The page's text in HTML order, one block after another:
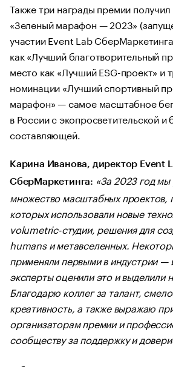
Также три награды премии
«Зеленый марафон — 2023»
участии Event Lab
как «Лучший благотворительный
место как «Лучший ESG-проект» и
номинации «Лучший спортивный
марафон» — самое масштабное
в России с экопросветительской и
составляющей.
Карина Иванова, директор Event
СберМаркетинга: «За 2023 год
множество масштабных проектов,
которых использовали новые
volumetric-студии, решения для
humans и метавселенных.
применяли первыми в индустрии —
эксперты оценили это и выделили
Благодарю коллег за талант,
креативность, а также выражаю
организаторам премии и
сообществу за поддержку и